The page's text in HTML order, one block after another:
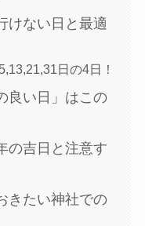
けない日と最適
日の4日！
良い日」はこの
の吉日と注意す
きたい神社での